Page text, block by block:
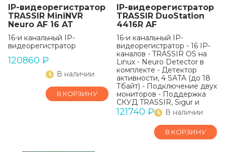
IP-видеорегистратор
TRASSIR MiniNVR
Neuro AF 16 AT
16-и канальный IP-
видеорегистратор
120860 ₽
В наличии
В КОРЗИНУ
IP-видеорегистратор
TRASSIR DuoStation
4416R AF
16-и канальный IP-
видеорегистратор - 16 IP-
каналов - TRASSIR OS на
Linux - Neuro Detector в
комплекте - Детектор
активности, 4 SATA (до 18
Тбайт) - Подключение двух
мониторов - Поддержка
СКУД TRASSIR, Sigur и
«Орион»
121740 ₽ В наличии
В КОРЗИНУ